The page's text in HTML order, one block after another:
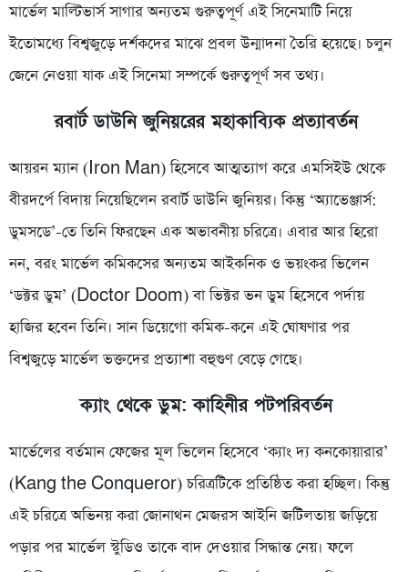
মার্ভেল মাল্টিভার্স সাগার অন্যতম গুরুত্বপূর্ণ এই সিনেমাটি নিয়ে
ইতোমধ্যে বিশ্বজুড়ে দর্শকদের মাঝে প্রবল উন্মাদনা তৈরি হয়েছে। চলুন
জেনে নেওয়া যাক এই সিনেমা সম্পর্কে গুরুত্বপূর্ণ সব তথ্য।
রবার্ট ডাউনি জুনিয়রের মহাকাব্যিক প্রত্যাবর্তন
আয়রন ম্যান (Iron Man) হিসেবে আত্মত্যাগ করে এমসিইউ থেকে
বীরদর্পে বিদায় নিয়েছিলেন রবার্ট ডাউনি জুনিয়র। কিন্তু ‘অ্যাভেঞ্জার্স:
ডুমসডে’-তে তিনি ফিরছেন এক অভাবনীয় চরিত্রে। এবার আর হিরো
নন, বরং মার্ভেল কমিকসের অন্যতম আইকনিক ও ভয়ংকর ভিলেন
‘ডক্টর ডুম’ (Doctor Doom) বা ভিক্টর ভন ডুম হিসেবে পর্দায়
হাজির হবেন তিনি। সান ডিয়েগো কমিক-কনে এই ঘোষণার পর
বিশ্বজুড়ে মার্ভেল ভক্তদের প্রত্যাশা বহুগুণ বেড়ে গেছে।
ক্যাং থেকে ডুম: কাহিনীর পটপরিবর্তন
মার্ভেলের বর্তমান ফেজের মূল ভিলেন হিসেবে ‘ক্যাং দ্য কনকোয়ারার’
(Kang the Conqueror) চরিত্রটিকে প্রতিষ্ঠিত করা হচ্ছিল। কিন্তু
এই চরিত্রে অভিনয় করা জোনাথন মেজরস আইনি জটিলতায় জড়িয়ে
পড়ার পর মার্ভেল স্টুডিও তাকে বাদ দেওয়ার সিদ্ধান্ত নেয়। ফলে